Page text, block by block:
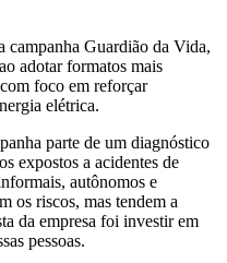
campanha Guardião da Vida,
adotar formatos mais
foco em reforçar
elétrica.
parte de um diagnóstico
expostos a acidentes de
autônomos e
os riscos, mas tendem a
da empresa foi investir em
pessoas.